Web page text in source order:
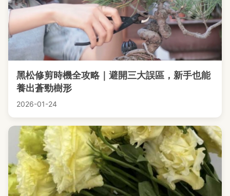
黑松修剪時機全攻略｜避開三大誤區，新手也能
養出蒼勁樹形
2026-01-24